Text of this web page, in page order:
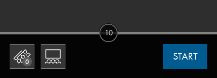
0 START
10